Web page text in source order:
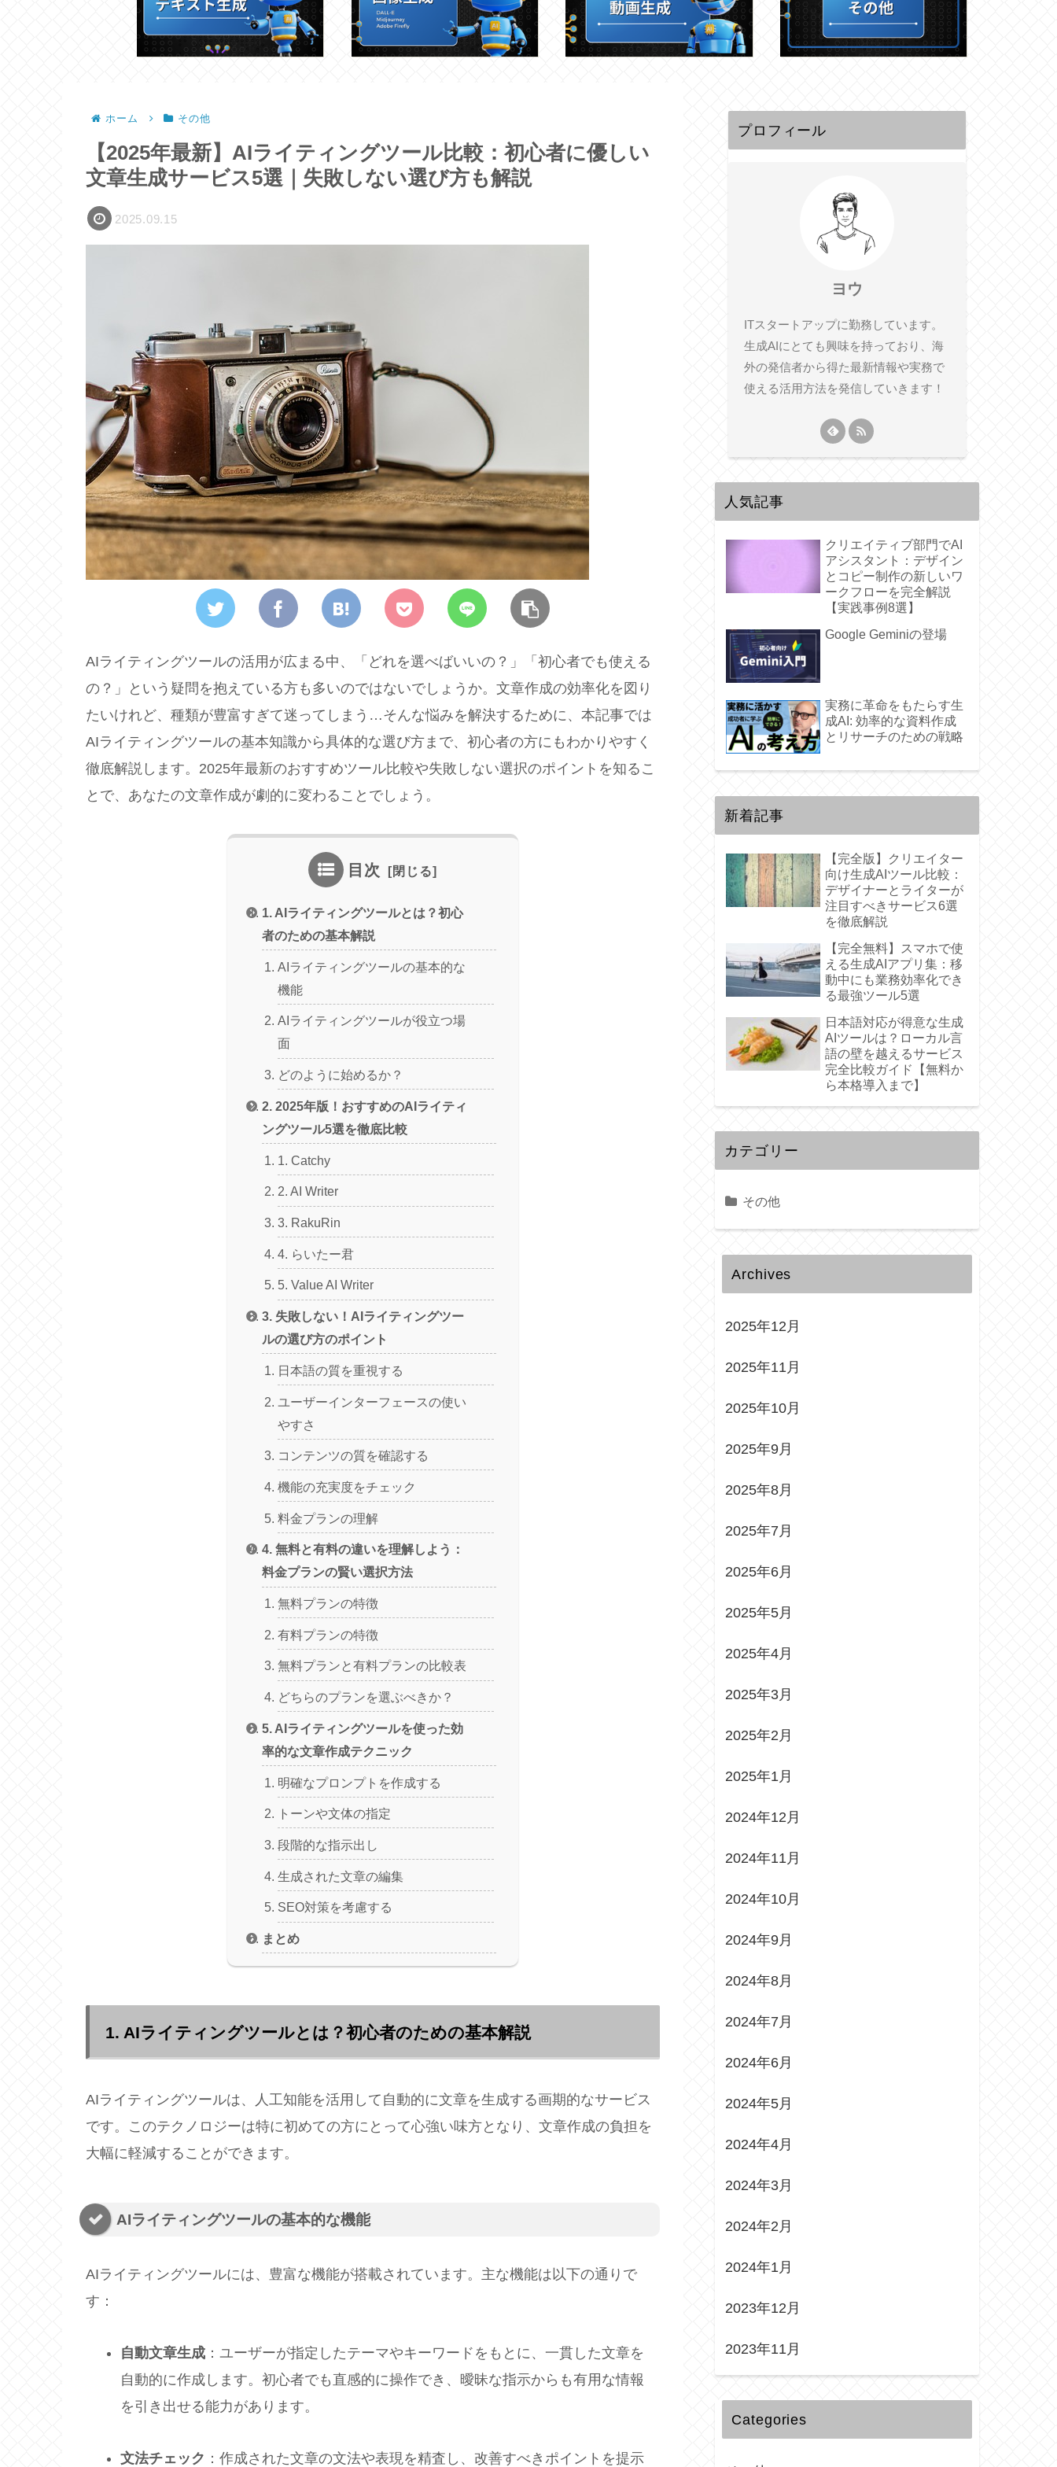
ホーム その他
【2025年最新】AIライティングツール比較：初心者に優しい
文章生成サービス5選｜失敗しない選び方も解説
2025.09.15
AIライティングツールの活用が広まる中、「どれを選べばいいの？」「初心者でも使える
の？」という疑問を抱えている方も多いのではないでしょうか。文章作成の効率化を図り
たいけれど、種類が豊富すぎて迷ってしまう…そんな悩みを解決するために、本記事では
AIライティングツールの基本知識から具体的な選び方まで、初心者の方にもわかりやすく
徹底解説します。2025年最新のおすすめツール比較や失敗しない選択のポイントを知るこ
とで、あなたの文章作成が劇的に変わることでしょう。
目次
1. AIライティングツールとは？初心
者のための基本解説
AIライティングツールの基本的な
機能
AIライティングツールが役立つ場
面
どのように始めるか？
2. 2025年版！おすすめのAIライティ
ングツール5選を徹底比較
1. Catchy
2. AI Writer
3. RakuRin
4. らいたー君
5. Value AI Writer
3. 失敗しない！AIライティングツー
ルの選び方のポイント
日本語の質を重視する
ユーザーインターフェースの使い
やすさ
コンテンツの質を確認する
機能の充実度をチェック
料金プランの理解
4. 無料と有料の違いを理解しよう：
料金プランの賢い選択方法
無料プランの特徴
有料プランの特徴
無料プランと有料プランの比較表
どちらのプランを選ぶべきか？
5. AIライティングツールを使った効
率的な文章作成テクニック
明確なプロンプトを作成する
トーンや文体の指定
段階的な指示出し
生成された文章の編集
SEO対策を考慮する
まとめ
1. AIライティングツールとは？初心者のための基本解説
AIライティングツールは、人工知能を活用して自動的に文章を生成する画期的なサービス
です。このテクノロジーは特に初めての方にとって心強い味方となり、文章作成の負担を
大幅に軽減することができます。
AIライティングツールの基本的な機能
AIライティングツールには、豊富な機能が搭載されています。主な機能は以下の通りで
す：
自動文章生成：ユーザーが指定したテーマやキーワードをもとに、一貫した文章を
自動的に作成します。初心者でも直感的に操作でき、曖昧な指示からも有用な情報
を引き出せる能力があります。
文法チェック ：作成された文章の文法や表現を精査し、改善すべきポイントを提示
プロフィール
ヨウ
ITスタートアップに勤務しています。
生成AIにとても興味を持っており、海
外の発信者から得た最新情報や実務で
使える活用方法を発信していきます！
人気記事
クリエイティブ部門でAI
アシスタント：デザイン
とコピー制作の新しいワ
ークフローを完全解説
【実践事例8選】
Google Geminiの登場
実務に革命をもたらす生
成AI: 効率的な資料作成
とリサーチのための戦略
新着記事
【完全版】クリエイター
向け生成AIツール比較：
デザイナーとライターが
注目すべきサービス6選
を徹底解説
【完全無料】スマホで使
える生成AIアプリ集：移
動中にも業務効率化でき
る最強ツール5選
日本語対応が得意な生成
AIツールは？ローカル言
語の壁を越えるサービス
完全比較ガイド【無料か
ら本格導入まで】
カテゴリー
その他
Archives
2025年12月
2025年11月
2025年10月
2025年9月
2025年8月
2025年7月
2025年6月
2025年5月
2025年4月
2025年3月
2025年2月
2025年1月
2024年12月
2024年11月
2024年10月
2024年9月
2024年8月
2024年7月
2024年6月
2024年5月
2024年4月
2024年3月
2024年2月
2024年1月
2023年12月
2023年11月
Categories